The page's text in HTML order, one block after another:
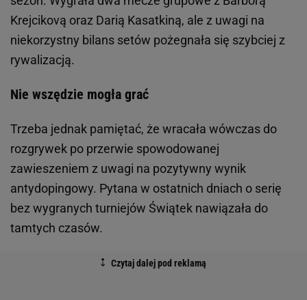
Krejcikovą oraz Darią Kasatkiną, ale z uwagi na
niekorzystny bilans setów pożegnała się szybciej z
rywalizacją.
Nie wszędzie mogła grać
Trzeba jednak pamiętać, że wracała wówczas do
rozgrywek po przerwie spowodowanej
zawieszeniem z uwagi na pozytywny wynik
antydopingowy. Pytana w ostatnich dniach o serię
bez wygranych turniejów Świątek nawiązała do
tamtych czasów.